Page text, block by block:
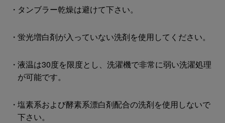
タンブラー乾燥は避けて下さい。
蛍光増白剤が入っていない洗剤を使用してください。
液温は30度を限度とし、洗濯機で非常に弱い洗濯処理
が可能です。
塩素系および酵素系漂白剤配合の洗剤を使用しないで
下さい。